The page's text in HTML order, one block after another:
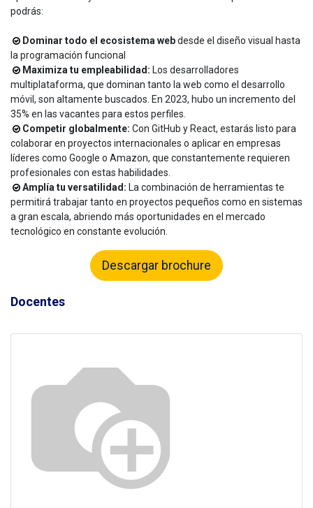
podrás:
Dominar todo el ecosistema webdesde el diseño visual hasta
la programación funcional
Maximiza tu empleabilidad: Los desarrolladores
multiplataforma, que dominan tanto la web como el desarrollo
móvil, son altamente buscados. En 2023, hubo un incremento del
35% en las vacantes para estos perfiles.
Competir globalmente: Con GitHub y React, estarás listo para
colaborar en proyectos internacionales o aplicar en empresas
líderes como Google o Amazon, que constantemente requieren
profesionales con estas habilidades.
Amplía tu versatilidad: La combinación de herramientas te
permitirá trabajar tanto en proyectos pequeños como en sistemas
a gran escala, abriendo más oportunidades en el mercado
tecnológico en constante evolución.
Descargar brochure
Docentes